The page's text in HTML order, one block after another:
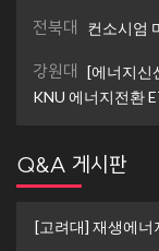
전북대 컨소시엄
강원대 [에너지신
KNU 에너지전환
Q&A 게시판
[고려대] 재생에너